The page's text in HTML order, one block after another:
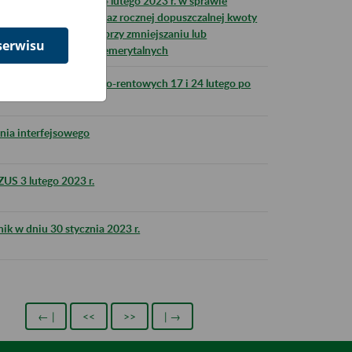
kwoty przychodu oraz rocznej dopuszczalnej kwoty
stosowanych przy zmniejszaniu lub
oraz zasiłków przedemerytalnych
i świadczeń emerytalno-rentowych 17 i 24 lutego po
interfejsowego
3 lutego 2023 r.
w dniu 30 stycznia 2023 r.
← | << >> | →